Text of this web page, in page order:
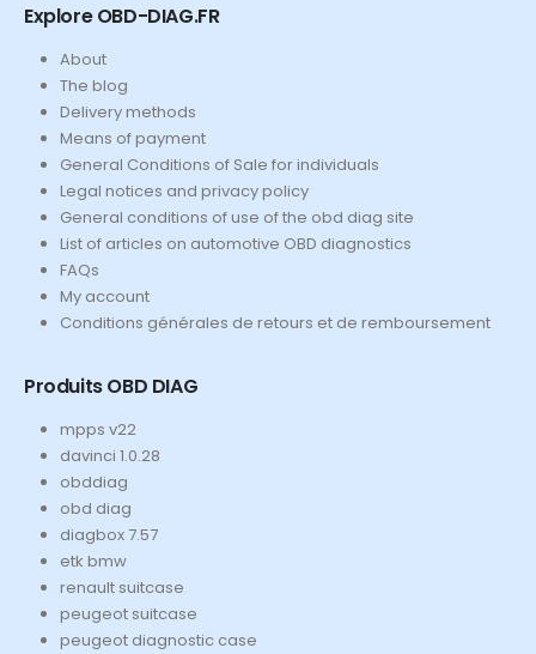
Explore OBD-DIAG.FR
About
The blog
Delivery methods
Means of payment
General Conditions of Sale for individuals
Legal notices and privacy policy
General conditions of use of the obd diag site
List of articles on automotive OBD diagnostics
FAQs
My account
Conditions générales de retours et de remboursement
Produits OBD DIAG
mpps v22
davinci 1.0.28
obddiag
obd diag
diagbox 7.57
etk bmw
renault suitcase
peugeot suitcase
peugeot diagnostic case